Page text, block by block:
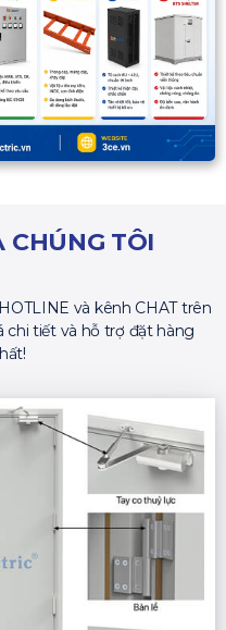
CHÚNG TÔI
và kênh CHAT trên
chi tiết và hỗ trợ đặt hàng